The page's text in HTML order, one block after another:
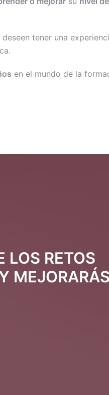
tener una
en el mundo de la
LOS RETOS
MEJORARÁS